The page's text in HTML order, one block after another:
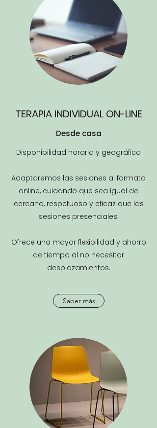
TERAPIA INDIVIDUAL ON-LINE
Desde casa
Disponibilidad horaria y geográfica
Adaptaremos las sesiones al formato
online, cuidando que sea igual de
cercano, respetuoso y eficaz que las
sesiones presenciales.
Ofrece una mayor flexibilidad y ahorro
de tiempo al no necesitar
desplazamientos.
Saber más